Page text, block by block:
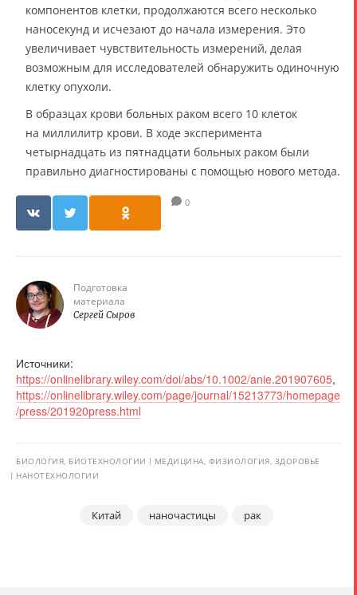
компонентов клетки, продолжаются всего несколько
наносекунд и исчезают до начала измерения. Это
увеличивает чувствительность измерений, делая
возможным для исследователей обнаружить одиночную
клетку опухоли.
В образцах крови больных раком всего 10 клеток
на миллилитр крови. В ходе эксперимента
четырнадцать из пятнадцати больных раком были
правильно диагностированы с помощью нового метода.
0
Подготовка
материала
Сергей Сыров
Источники:
https://onlinelibrary.wiley.com/doi/abs/10.1002/anie.201907605,
https://onlinelibrary.wiley.com/page/journal/15213773/homepage
/press/201920press.html
БИОЛОГИЯ, БИОТЕХНОЛОГИИ
МЕДИЦИНА, ФИЗИОЛОГИЯ, ЗДОРОВЬЕ
НАНОТЕХНОЛОГИИ
Китай наночастицы рак